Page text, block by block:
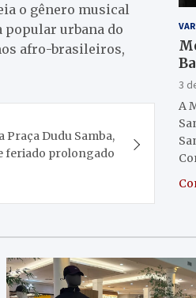
o gênero musical
urbana do
afro-brasileiros,
Praça Dudu Samba,
feriado prolongado
3
A